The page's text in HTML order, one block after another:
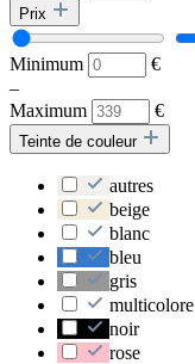
Prix
Minimum
€
–
Maximum
€
Teinte de couleur
autres
beige
blanc
bleu
gris
multicolore
noir
rose